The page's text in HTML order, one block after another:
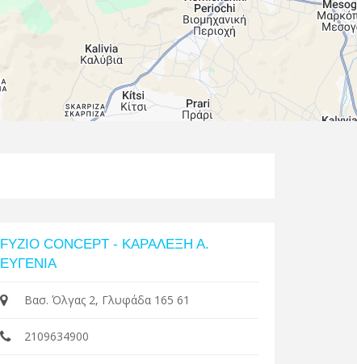
| Map data ©Google
FYZIO CONCEPT - ΚΑΡΑΛΕΞΗ Α.
ΕΥΓΕΝΙΑ
Βασ. Όλγας 2, Γλυφάδα 165 61
2109634900